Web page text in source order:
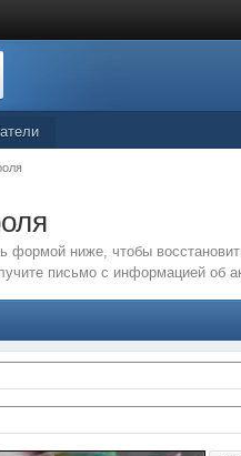
формой ниже, чтобы
письмо с информацией об